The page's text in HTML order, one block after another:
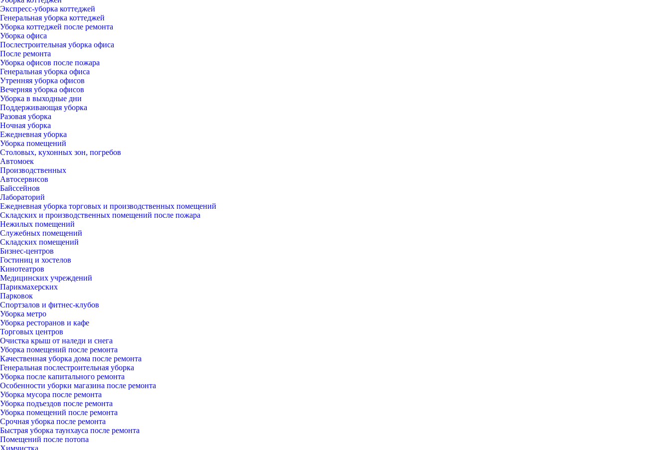
Экспресс-уборка коттеджей
Генеральная уборка коттеджей
Уборка коттеджей после ремонта
Уборка офиса
Послестроительная уборка офиса
После ремонта
Уборка офисов после пожара
Генеральная уборка офиса
Утренняя уборка офисов
Вечерняя уборка офисов
Уборка в выходные дни
Поддерживающая уборка
Разовая уборка
Ночная уборка
Ежедневная уборка
Уборка помещений
Столовых, кухонных зон, погребов
Автомоек
Производственных
Автосервисов
Байссейнов
Лабораторий
Ежедневная уборка торговых и производственных помещений
Складских и производственных помещений после пожара
Нежилых помещений
Служебных помещений
Складских помещений
Бизнес-центров
Гостиниц и хостелов
Кинотеатров
Медицинских учреждений
Парикмахерских
Парковок
Спортзалов и фитнес-клубов
Уборка метро
Уборка ресторанов и кафе
Торговых центров
Очистка крыш от наледи и снега
Уборка помещений после ремонта
Качественная уборка дома после ремонта
Генеральная послестроительная уборка
Уборка после капитального ремонта
Особенности уборки магазина после ремонта
Уборка мусора после ремонта
Уборка подъездов после ремонта
Уборка помещений после ремонта
Срочная уборка после ремонта
Быстрая уборка таунхауса после ремонта
Помещений после потопа
Химчистка